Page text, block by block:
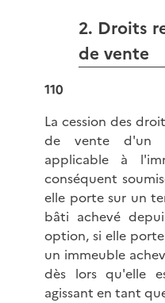
2. Droits
de vente
110
La cession des
de vente d'un
applicable à
conséquent
elle porte sur un
bâti achevé
option, si elle
un immeuble
dès lors qu'elle
agissant en tant